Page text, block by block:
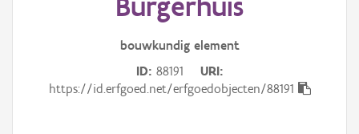
bouwkundig element
ID 88191
URI
https://id.erfgoed.net/erfgoedobjecten/88191